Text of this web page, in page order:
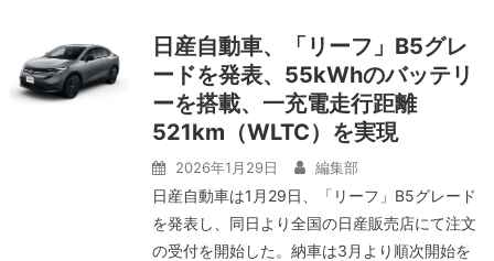
日産自動車、「リーフ」B5グレ
ードを発表、55kWhのバッテリ
ーを搭載、一充電走行距離
521km（WLTC）を実現
2026年1月29日 編集部
日産自動車は1月29日、「リーフ」B5グレード
を発表し、同日より全国の日産販売店にて注文
の受付を開始した。納車は3月より順次開始を